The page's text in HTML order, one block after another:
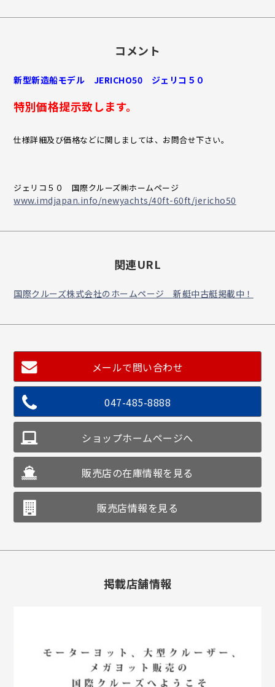
コメント
新型新造船モデル JERICHO50 ジェリコ５０
特別価格提示致します。
仕様詳細及び価格などに関しましては、お問合せ下さい。
ジェリコ５０ 国際クルーズ㈱ホームページ
www.imdjapan.info/newyachts/40ft-60ft/jericho50
関連URL
国際クルーズ株式会社のホームページ 新艇中古艇掲載中！
メールで問い合わせ
047-485-8888
ショップホームページへ
販売店の在庫情報を見る
販売店情報を見る
掲載店舗情報